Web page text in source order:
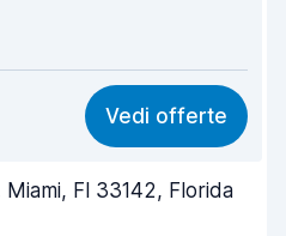
5,9
5,7
6,1
Vedi offerte
Fl 33142, Florida